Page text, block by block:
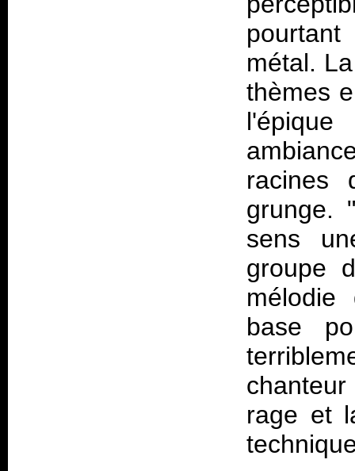
métal.
thèmes
racines
grunge.
sens
groupe
mélodie
base
rage et